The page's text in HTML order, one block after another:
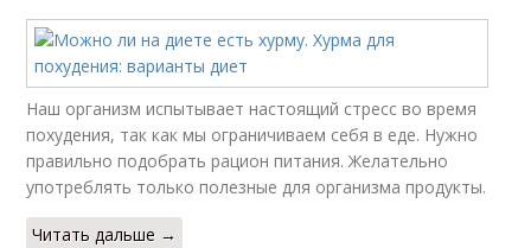
Наш организм испытывает настоящий стресс во время
похудения, так как мы ограничиваем себя в еде. Нужно
правильно подобрать рацион питания. Желательно
употреблять только полезные для организма продукты.
Читать дальше →